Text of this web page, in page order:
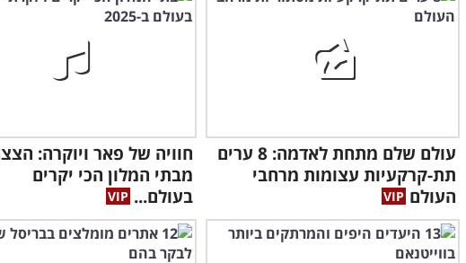
עולם שלם מתחת לאדמה: 8 ערים
תת-קרקעיות עצומות מרחבי
העולם
מבתי המלון הכי יקרים
בעולם...